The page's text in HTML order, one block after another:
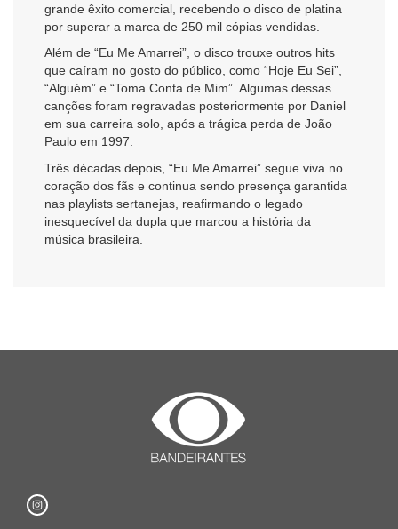
grande êxito comercial, recebendo o disco de platina
por superar a marca de 250 mil cópias vendidas.
Além de “Eu Me Amarrei”, o disco trouxe outros hits
que caíram no gosto do público, como “Hoje Eu Sei”,
“Alguém” e “Toma Conta de Mim”. Algumas dessas
canções foram regravadas posteriormente por Daniel
em sua carreira solo, após a trágica perda de João
Paulo em 1997.
Três décadas depois, “Eu Me Amarrei” segue viva no
coração dos fãs e continua sendo presença garantida
nas playlists sertanejas, reafirmando o legado
inesquecível da dupla que marcou a história da
música brasileira.